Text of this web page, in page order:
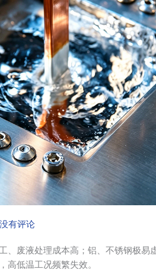
没有评论
、废液处理成本高；铝、不锈钢极易
高低温工况频繁失效。